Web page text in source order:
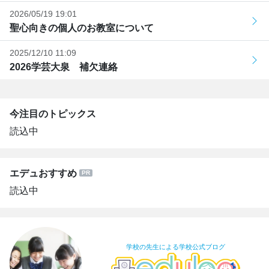
2026/05/19 19:01
聖心向きの個人のお教室について
2025/12/10 11:09
2026学芸大泉 補欠連絡
今注目のトピックス
読込中
エデュおすすめ
読込中
学校の先生による学校公式ブログ